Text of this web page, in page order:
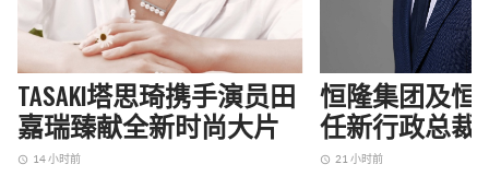
TASAKI塔思琦携手演员田
嘉瑞臻献全新时尚大片
access_time 14 小时前
恒隆集团及恒
任新行政总裁
access_time 21 小时前